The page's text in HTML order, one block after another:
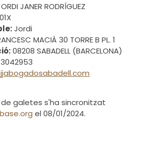
JANER RODRÍGUEZ
Jordi
MACIÀ 30 TORRE B PL. 1
08208 SABADELL (BARCELONA)
galetes s'ha sincronitzat
el 08/01/2024.